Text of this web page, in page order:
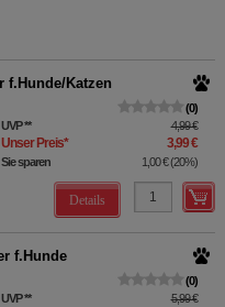
f.Hunde/Katzen
0
UVP** 4,99 €
Unser Preis* 3,99 €
Sie sparen 1,00 €(20%)
Details
f.Hunde
0
UVP** 5,99 €